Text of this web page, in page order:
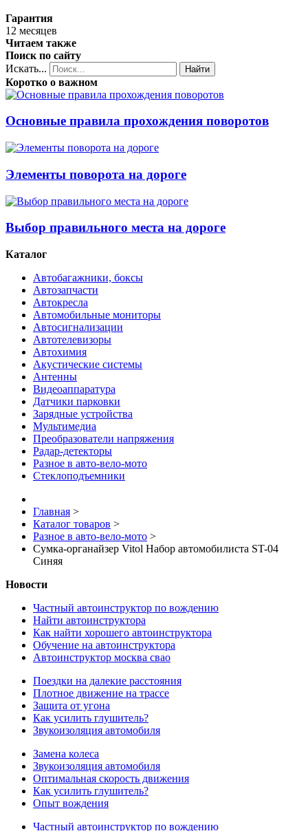
Гарантия
12 месяцев
Читаем также
Поиск по сайту
Искать...
Найти
Коротко о важном
Основные правила прохождения поворотов
Элементы поворота на дороге
Выбор правильного места на дороге
Каталог
Автобагажники, боксы
Автозапчасти
Автокресла
Автомобильные мониторы
Автосигнализации
Автотелевизоры
Автохимия
Акустические системы
Антенны
Видеоаппаратура
Датчики парковки
Зарядные устройства
Мультимедиа
Преобразователи напряжения
Радар-детекторы
Разное в авто-вело-мото
Стеклоподъемники
Главная >
Каталог товаров >
Разное в авто-вело-мото >
Сумка-органайзер Vitol Набор автомобилиста ST-04
Синяя
Новости
Частный автоинструктор по вождению
Найти автоинструктора
Как найти хорошего автоинструктора
Обучение на автоинструктора
Автоинструктор москва свао
Поездки на далекие расстояния
Плотное движение на трассе
Защита от угона
Как усилить глушитель?
Звукоизоляция автомобиля
Замена колеса
Звукоизоляция автомобиля
Оптимальная скорость движения
Как усилить глушитель?
Опыт вождения
Частный автоинструктор по вождению